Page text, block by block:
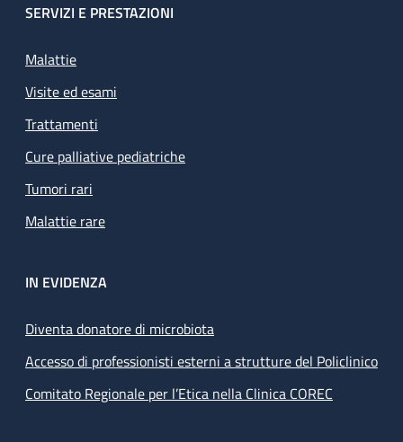
SERVIZI E PRESTAZIONI
Malattie
Visite ed esami
Trattamenti
Cure palliative pediatriche
Tumori rari
Malattie rare
IN EVIDENZA
Diventa donatore di microbiota
Accesso di professionisti esterni a strutture del Policlinico
Comitato Regionale per l’Etica nella Clinica COREC